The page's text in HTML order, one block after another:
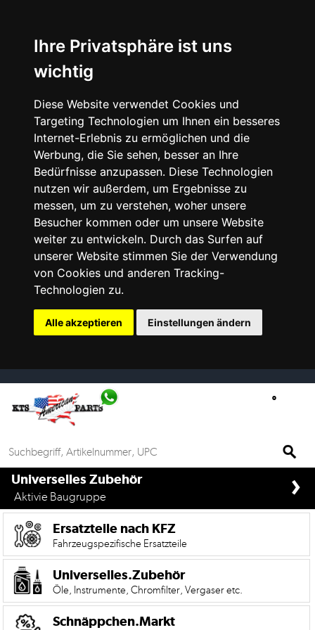
Ihre Privatsphäre ist uns
wichtig
Diese Website verwendet Cookies und
Targeting Technologien um Ihnen ein besseres
Internet-Erlebnis zu ermöglichen und die
Werbung, die Sie sehen, besser an Ihre
Bedürfnisse anzupassen. Diese Technologien
nutzen wir außerdem, um Ergebnisse zu
messen, um zu verstehen, woher unsere
Besucher kommen oder um unsere Website
weiter zu entwickeln. Durch das Surfen auf
unserer Website stimmen Sie der Verwendung
von Cookies und anderen Tracking-
Technologien zu.
Alle akzeptieren Einstellungen ändern
nach
KFZ
Universelles
Anfrage
&
Kontaktformular
Garage
Carport
Die
Mobile
Version
if%> >
Universelles Zubehör
Aktivie Baugruppe ›
Ersatzteile nach KFZ
Fahrzeugspezifische Ersatzteile
Universelles.Zubehör
Öle, Instrumente, Chromfilter, Vergaser etc.
Schnäppchen.Markt